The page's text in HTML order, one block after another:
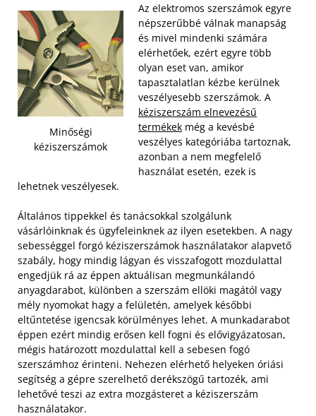
Minőségi
kéziszerszámok
Az elektromos szerszámok egyre
népszerűbbé válnak manapság
és mivel mindenki számára
elérhetőek, ezért egyre több
olyan eset van, amikor
tapasztalatlan kézbe kerülnek
veszélyesebb szerszámok. A
kéziszerszám elnevezésű
termékek még a kevésbé
veszélyes kategóriába tartoznak,
azonban a nem megfelelő
használat esetén, ezek is
lehetnek veszélyesek.
Általános tippekkel és tanácsokkal szolgálunk
vásárlóinknak és ügyfeleinknek az ilyen esetekben. A nagy
sebességgel forgó kéziszerszámok használatakor alapvető
szabály, hogy mindig lágyan és visszafogott mozdulattal
engedjük rá az éppen aktuálisan megmunkálandó
anyagdarabot, különben a szerszám ellöki magától vagy
mély nyomokat hagy a felületén, amelyek későbbi
eltűntetése igencsak körülményes lehet. A munkadarabot
éppen ezért mindig erősen kell fogni és elővigyázatosan,
mégis határozott mozdulattal kell a sebesen fogó
szerszámhoz érinteni. Nehezen elérhető helyeken óriási
segítség a gépre szerelhető derékszögű tartozék, ami
lehetővé teszi az extra mozgásteret a kéziszerszám
használatakor.